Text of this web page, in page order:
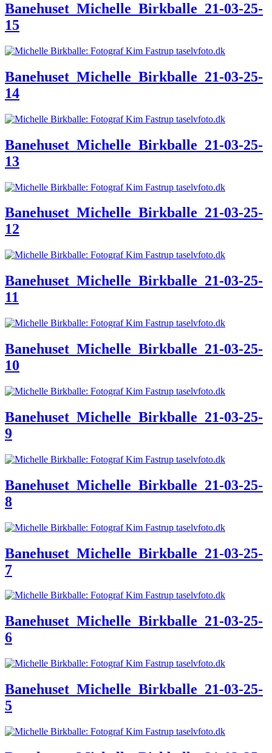
Banehuset_Michelle_Birkballe_21-03-25-
15
Banehuset_Michelle_Birkballe_21-03-25-
14
Banehuset_Michelle_Birkballe_21-03-25-
13
Banehuset_Michelle_Birkballe_21-03-25-
12
Banehuset_Michelle_Birkballe_21-03-25-
11
Banehuset_Michelle_Birkballe_21-03-25-
10
Banehuset_Michelle_Birkballe_21-03-25-
9
Banehuset_Michelle_Birkballe_21-03-25-
8
Banehuset_Michelle_Birkballe_21-03-25-
7
Banehuset_Michelle_Birkballe_21-03-25-
6
Banehuset_Michelle_Birkballe_21-03-25-
5